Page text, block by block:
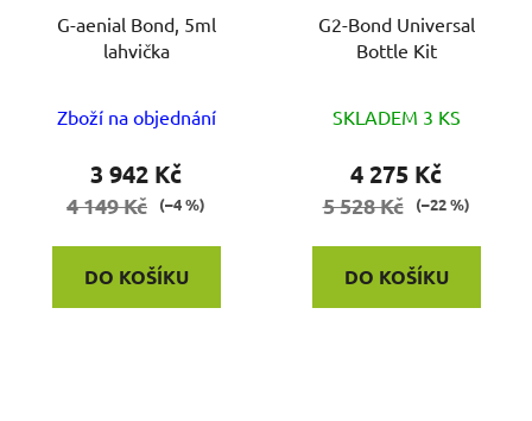
G-aenial Bond, 5ml
lahvička
Zboží na objednání
3 942 Kč
4 149 Kč (–4 %)
DO KOŠÍKU
G2-Bond Universal
Bottle Kit
SKLADEM 3 KS
4 275 Kč
5 528 Kč (–22 %)
DO KOŠÍKU